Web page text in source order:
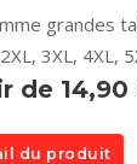
grandes
3XL, 4XL,
de 14,90
du produit